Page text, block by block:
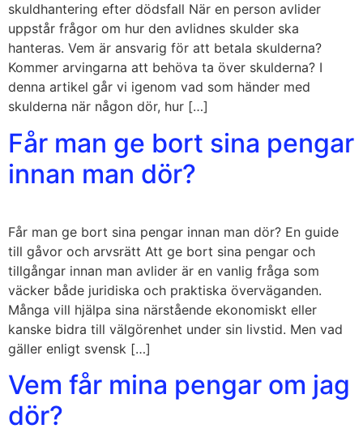
skuldhantering efter dödsfall När en person avlider
uppstår frågor om hur den avlidnes skulder ska
hanteras. Vem är ansvarig för att betala skulderna?
Kommer arvingarna att behöva ta över skulderna? I
denna artikel går vi igenom vad som händer med
skulderna när någon dör, hur […]
Får man ge bort sina pengar
innan man dör?
Får man ge bort sina pengar innan man dör? En guide
till gåvor och arvsrätt Att ge bort sina pengar och
tillgångar innan man avlider är en vanlig fråga som
väcker både juridiska och praktiska överväganden.
Många vill hjälpa sina närstående ekonomiskt eller
kanske bidra till välgörenhet under sin livstid. Men vad
gäller enligt svensk […]
Vem får mina pengar om jag
dör?